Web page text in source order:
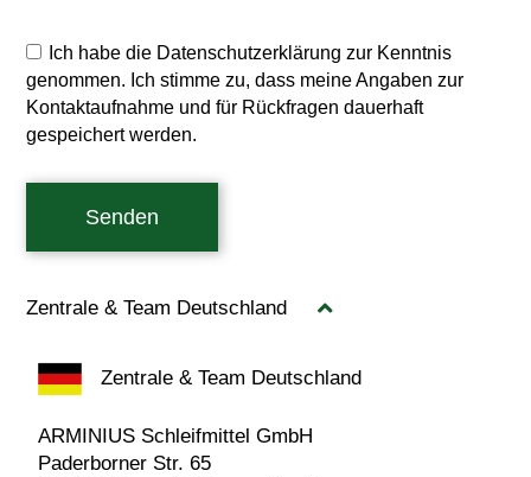
Ich habe die Datenschutzerklärung zur Kenntnis
genommen. Ich stimme zu, dass meine Angaben zur
Kontaktaufnahme und für Rückfragen dauerhaft
gespeichert werden.
Senden
Zentrale & Team Deutschland
Zentrale & Team Deutschland
ARMINIUS Schleifmittel GmbH
Paderborner Str. 65